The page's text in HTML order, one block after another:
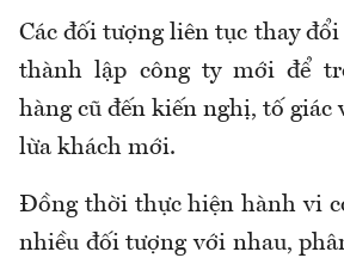
Các đối tượng liên tục thay đổi
thành lập công ty mới để
hàng cũ đến kiến nghị, tố giác
lừa khách mới.
Đồng thời thực hiện hành vi
nhiều đối tượng với nhau,